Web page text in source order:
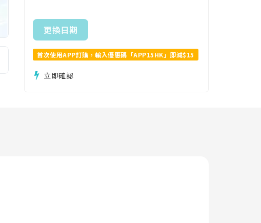
更換日期
首次使用APP訂購，輸入優惠碼「APP15HK」即減$15
立即確認